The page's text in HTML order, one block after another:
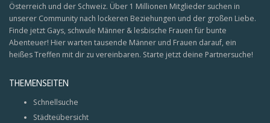
Österreich und der Schweiz. Über 1 Millionen Mitglieder suchen in
unserer Community nach lockeren Beziehungen und der großen Liebe.
Finde jetzt Gays, schwule Männer & lesbische Frauen für bunte
Abenteuer! Hier warten tausende Männer und Frauen darauf, ein
heißes Treffen mit dir zu vereinbaren. Starte jetzt deine Partnersuche!
THEMENSEITEN
Schnellsuche
Städteübersicht